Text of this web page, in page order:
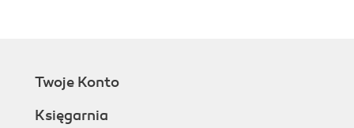
Twoje Konto
Księgarnia